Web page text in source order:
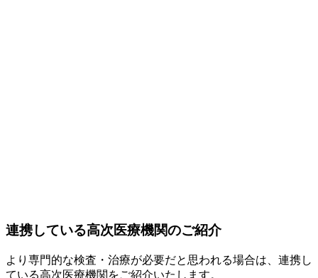
連携している高次医療機関のご紹介
より専門的な検査・治療が必要だと思われる場合は、連携し
ている高次医療機関をご紹介いたします。